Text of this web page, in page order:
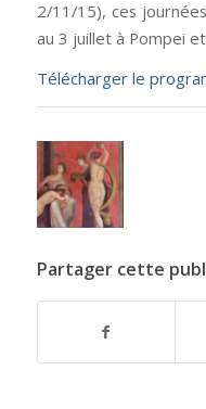
2/11/15), ces
au 3 juillet à Pompei
Télécharger le
Partager cette